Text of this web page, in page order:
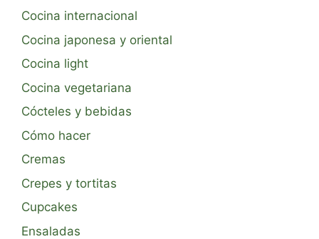
Cocina internacional
Cocina japonesa y oriental
Cocina light
Cocina vegetariana
Cócteles y bebidas
Cómo hacer
Cremas
Crepes y tortitas
Cupcakes
Ensaladas